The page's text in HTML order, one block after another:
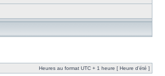
Heures au format UTC + 1 heure [ Heure d’été ]